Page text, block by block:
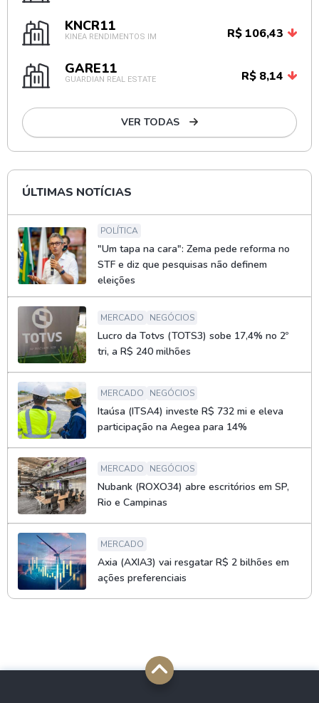
KNCR11
KINEA RENDIMENTOS IM R$ 106,43
GARE11
GUARDIAN REAL ESTATE R$ 8,14
VER TODAS
ÚLTIMAS NOTÍCIAS
POLÍTICA
"Um tapa na cara": Zema pede reforma no
STF e diz que pesquisas não definem
eleições
MERCADO NEGÓCIOS
Lucro da Totvs (TOTS3) sobe 17,4% no 2º
tri, a R$ 240 milhões
MERCADO NEGÓCIOS
Itaúsa (ITSA4) investe R$ 732 mi e eleva
participação na Aegea para 14%
MERCADO NEGÓCIOS
Nubank (ROXO34) abre escritórios em SP,
Rio e Campinas
MERCADO
Axia (AXIA3) vai resgatar R$ 2 bilhões em
ações preferenciais